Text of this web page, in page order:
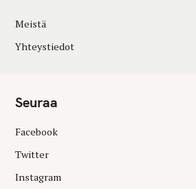
Meistä
Yhteystiedot
Seuraa
Facebook
Twitter
Instagram